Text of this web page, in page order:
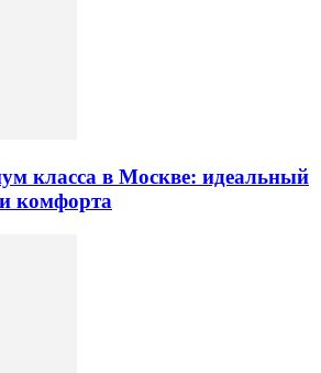
класса в Москве: идеальный
комфорта